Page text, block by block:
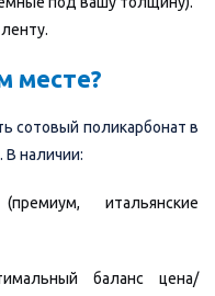
месте?
сотовый поликарбонат в
В наличии:
итальянские
баланс цена/